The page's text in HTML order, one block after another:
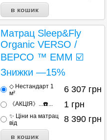
Матрац Sleep&Fly
Organic VERSO /
ВЕРСО ™ ЕММ ☑️
Знижки —15%
◇ Нестандарт 1
м²
6 307 грн
《АКЦІЯ》...☎️... 1 грн
✨ Ціни на матрац
від
8 390 грн